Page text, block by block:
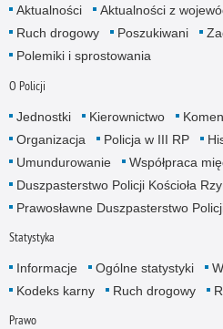
Aktualności Aktualności z
Ruch drogowy
Poszukiwani
Polemiki i sprostowania
O Policji
Jednostki Kierownictwo
Organizacja
Policja w III RP
Umundurowanie
Współpraca
Duszpasterstwo Policji Kościoła
Prawosławne Duszpasterstwo
Statystyka
Informacje Ogólne statystyki
Kodeks karny
Ruch drogowy
Prawo